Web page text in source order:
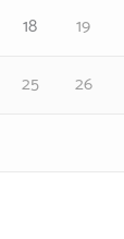
18 19
25 26